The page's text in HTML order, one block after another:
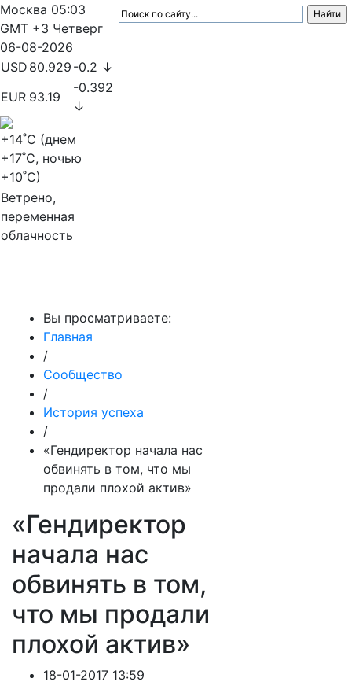
Москва 05:03
GMT +3 Четверг
06-08-2026
USD 80.929 -0.2 ↓
EUR 93.19
-0.392
↓
+14˚C (днем
+17˚C, ночью
+10˚C)
Ветрено,
переменная
облачность
Вы просматриваете:
Главная
/
Сообщество
/
История успеха
/
«Гендиректор начала нас
обвинять в том, что мы
продали плохой актив»
«Гендиректор
начала нас
обвинять в том,
что мы продали
плохой актив»
18-01-2017 13:59